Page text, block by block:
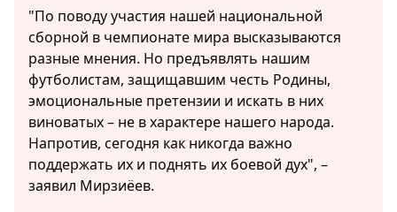
"По поводу участия нашей национальной
сборной в чемпионате мира высказываются
разные мнения. Но предъявлять нашим
футболистам, защищавшим честь Родины,
эмоциональные претензии и искать в них
виноватых – не в характере нашего народа.
Напротив, сегодня как никогда важно
поддержать их и поднять их боевой дух", –
заявил Мирзиёев.